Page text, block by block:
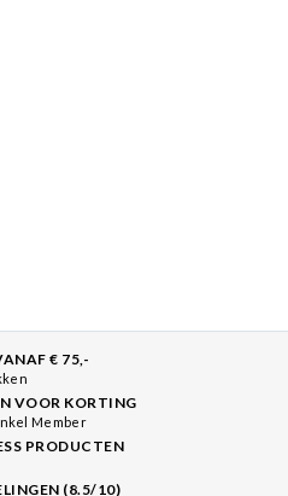
€ 75,-
VOOR KORTING
Member
PRODUCTEN
(8.5/10)